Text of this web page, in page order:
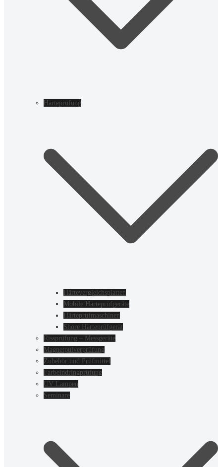
Härteprüfung
Härtevergleichsplatten
Mobile Härteprüfgeräte
Härteprüfmaschinen
Shore Härteprüfgerät
Rissprüfung – Messgeräte
Magnetpulverprüfung
Zubehör und Prüfmittel
Farbeindringprüfung
UV Lampen
Seminare